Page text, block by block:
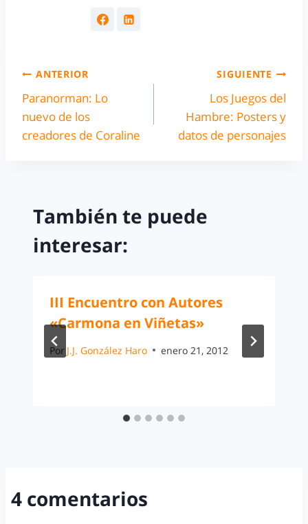
ANTERIOR
Paranorman: Lo
nuevo de los
creadores de Coraline
SIGUIENTE
Los Juegos del
Hambre: Posters y
datos de personajes
También te puede
interesar:
III Encuentro con Autores
«Carmona en Viñetas»
Por J.J. González Haro enero 21, 2012
4 comentarios